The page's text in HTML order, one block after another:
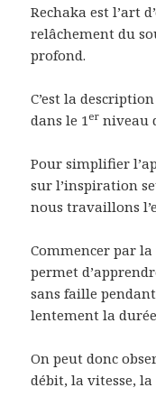
Rechaka est l’art
relâchement du
profond.
C’est la
dans le 1er niveau
Pour simplifier
sur l’inspiration
nous travaillons
Commencer par la
permet
sans faille
lentement la
On peut donc
débit, la vitesse,